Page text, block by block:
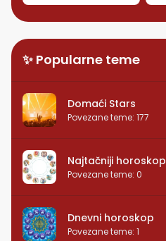
✨ Popularne teme
Domaći Stars
Povezane teme: 177
Najtačniji horoskop
Povezane teme: 0
Dnevni horoskop
Povezane teme: 1